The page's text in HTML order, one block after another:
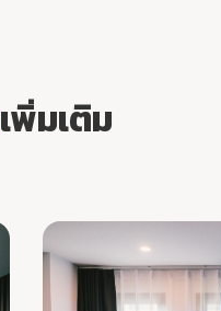
เพิ่มเติม